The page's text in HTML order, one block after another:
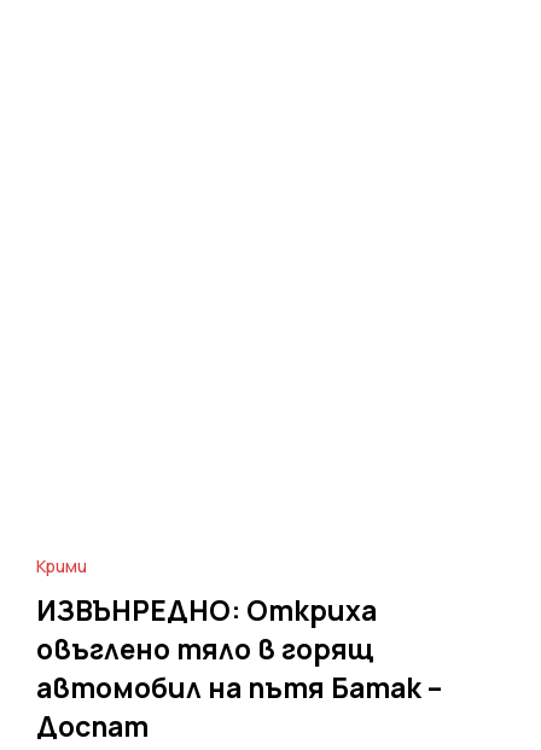
Крими
ИЗВЪНРЕДНО: Откриха
овъглено тяло в горящ
автомобил на пътя Батак –
Доспат